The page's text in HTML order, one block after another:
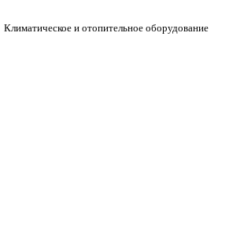
Климатическое и отопительное оборудование